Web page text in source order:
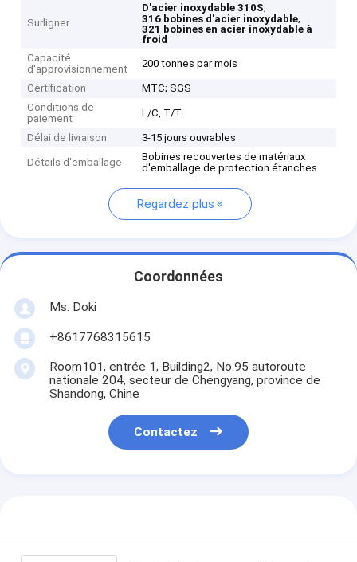
Surligner
D'acier inoxydable 310S,
316 bobines d'acier inoxydable,
321 bobines en acier inoxydable à
froid
Capacité
d'approvisionnement
200 tonnes par mois
Certification
MTC; SGS
Conditions de
paiement
L/C, T/T
Délai de livraison 3-15 jours ouvrables
Détails d'emballage
Bobines recouvertes de matériaux
d'emballage de protection étanches
Regardez plus
Coordonnées
Ms. Doki
+8617768315615
Room101, entrée 1, Building2, No.95 autoroute
nationale 204, secteur de Chengyang, province de
Shandong, Chine
Contactez